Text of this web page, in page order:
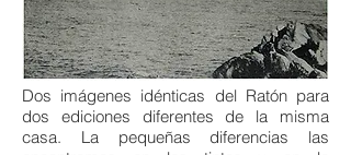
Dos imágenes idénticas del Ratón para
dos ediciones diferentes de la misma
casa. La pequeñas diferencias las